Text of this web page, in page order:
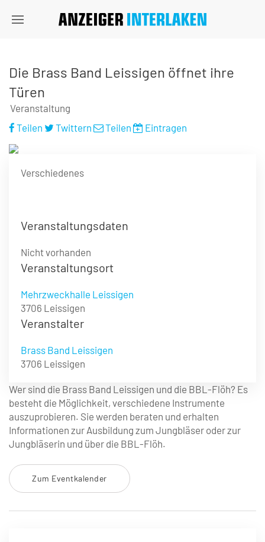
Die Brass Band Leissigen öffnet ihre
Türen
Veranstaltung
Teilen
Twittern Teilen Eintragen
Verschiedenes
Veranstaltungsdaten
Nicht vorhanden
Veranstaltungsort
Mehrzweckhalle Leissigen
3706 Leissigen
Veranstalter
Brass Band Leissigen
3706 Leissigen
Wer sind die Brass Band Leissigen und die BBL-Flöh? Es
besteht die Möglichkeit, verschiedene Instrumente
auszuprobieren. Sie werden beraten und erhalten
Informationen zur Ausbildung zum Jungbläser oder zur
Jungbläserin und über die BBL-Flöh.
Zum Eventkalender